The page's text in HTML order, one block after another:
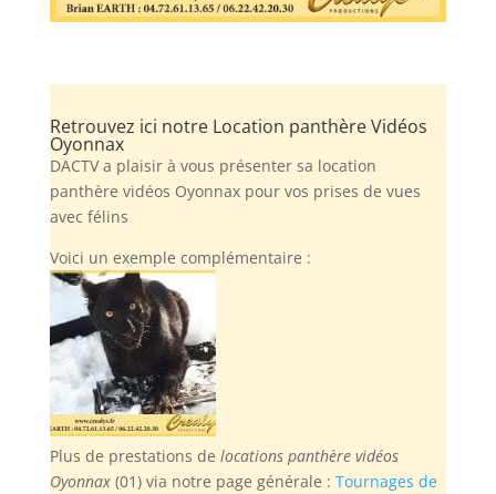
Retrouvez ici notre Location panthère Vidéos
Oyonnax
DACTV a plaisir à vous présenter sa location
panthère vidéos Oyonnax pour vos prises de vues
avec félins
Voici un exemple complémentaire :
Plus de prestations de locations panthère vidéos
Oyonnax(01) via notre page générale : Tournages de